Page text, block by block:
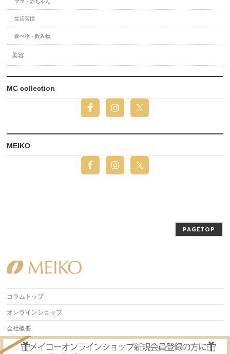
ママ・赤ちゃん
生活習慣
食べ物・飲み物
美容
MC collection
MEIKO
PAGETOP
コラムトップ
オンラインショップ
会社概要